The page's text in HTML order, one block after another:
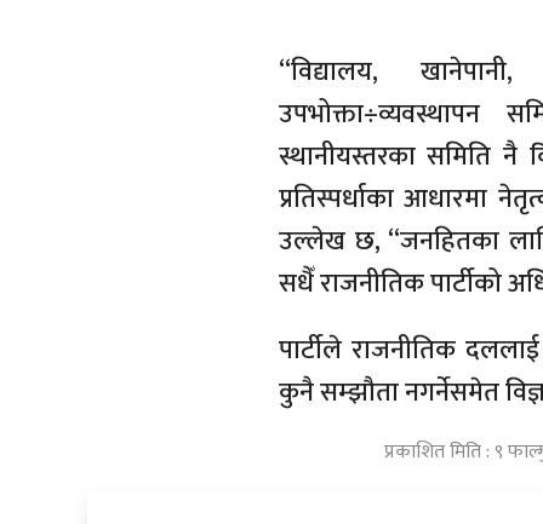
“विद्यालय,
उपभोक्ता÷व्यवस्थापन
स्थानीयस्तरका समिति नै
प्रतिस्पर्धाका आधारमा
उल्लेख छ, “जनहितका
सधैँ राजनीतिक पार्टीको
पार्टीले राजनीतिक
कुनै सम्झौता नगर्नेसमेत
प्रकाशित मिति : ९